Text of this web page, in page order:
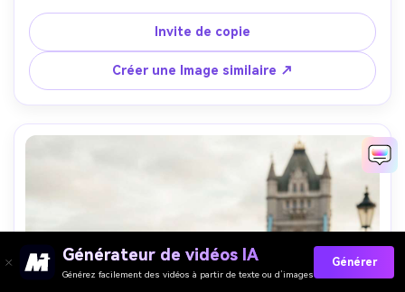
éclairage discret avec des ombres douces, prise sur Sony
A7IV, 85mm f/1.4, profondeur peu profonde, qualité teal
et ambre, pores de peau réalistes et détails fins-AR 4:5
Invite de copie
Créer une Image similaire ↗
Générateur de vidéos IA
Générez facilement des vidéos à partir de texte ou d’images
Générer